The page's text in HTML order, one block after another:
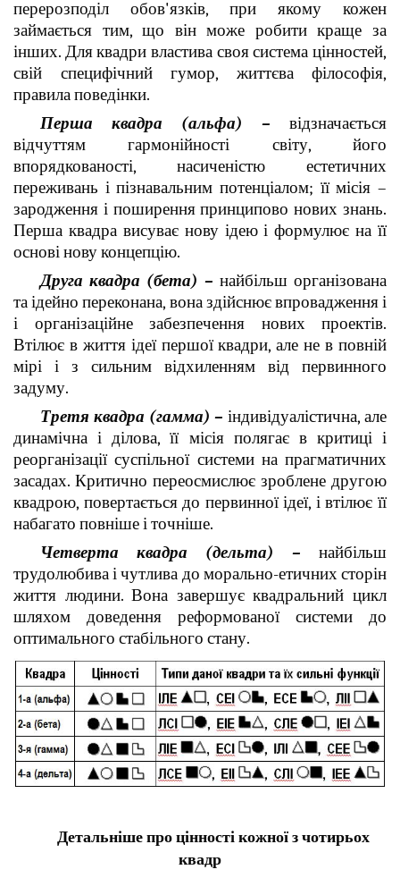
перерозподіл обов'язків, при якому кожен
займається тим, що він може робити краще за
інших. Для квадри властива своя система цінностей,
свій специфічний гумор, життєва філософія,
правила поведінки.
Перша квадра (альфа) – відзначається
відчуттям гармонійності світу, його
впорядкованості, насиченістю естетичних
переживань і пізнавальним потенціалом; її місія –
зародження і поширення принципово нових знань.
Перша квадра висуває нову ідею і формулює на її
основі нову концепцію.
Друга квадра (бета) – найбільш організована
та ідейно переконана, вона здійснює впровадження і
і організаційне забезпечення нових проектів.
Втілює в життя ідеї першої квадри, але не в повній
мірі і з сильним відхиленням від первинного
задуму.
Третя квадра (гамма) –індивідуалістична, але
динамічна і ділова, її місія полягає в критиці і
реорганізації суспільної системи на прагматичних
засадах. Критично переосмислює зроблене другою
квадрою, повертається до первинної ідеї, і втілює її
набагато повніше і точніше.
Четверта квадра (дельта) – найбільш
трудолюбива і чутлива до морально-етичних сторін
життя людини. Вона завершує квадральний цикл
шляхом доведення реформованої системи до
оптимального стабільного стану.
Детальніше про цінності кожної з чотирьох
квадр